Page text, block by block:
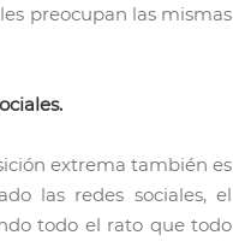
preocupan las mismas
extrema también es
las redes sociales, el
todo el rato que todo